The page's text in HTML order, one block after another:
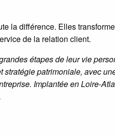
la différence. Elles
de la relation client.
étapes de leur vie
patrimoniale, avec
Implantée en Loire-